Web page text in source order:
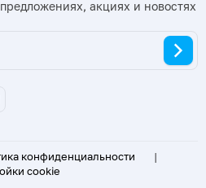
акциях и новостях
конфиденциальности
|
cookie